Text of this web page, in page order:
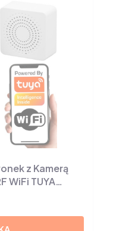
z Kamerą
WiFi TUYA